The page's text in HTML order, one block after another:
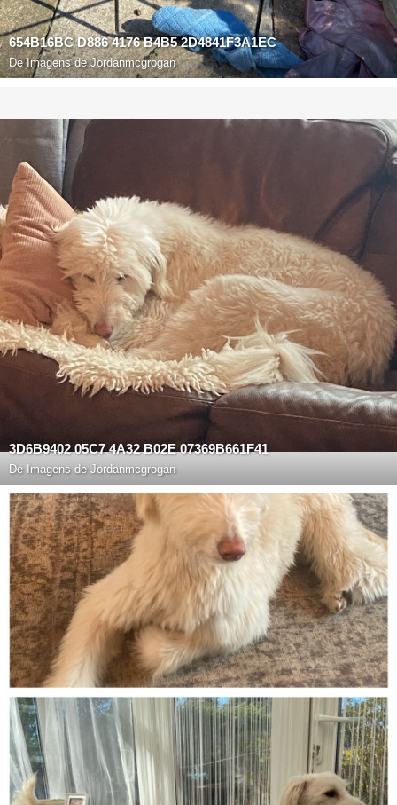
654B16BC D886 4176 B4B5 2D4841F3A1EC
DeImagens de Jordanmcgrogan
3D6B9402 05C7 4A32 B02E 07369B661F41
De Imagens de Jordanmcgrogan